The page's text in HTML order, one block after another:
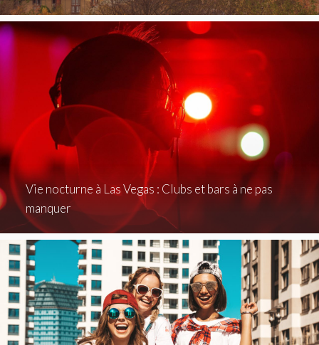
Vie nocturne à Las Vegas : Clubs et bars à ne pas
manquer